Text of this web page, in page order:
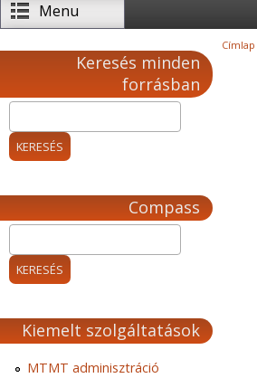
Menu
Keresés minden
forrásban
Compass
Kiemelt szolgáltatások
MTMT adminisztráció
Jelenlegi hely
Címlap